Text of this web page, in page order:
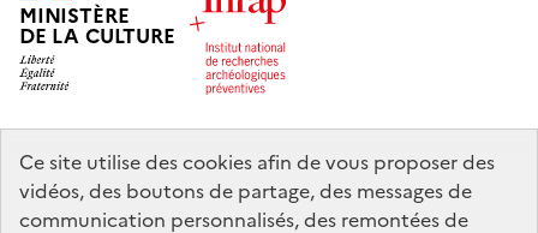
Ce site utilise des cookies afin de vous proposer des
vidéos, des boutons de partage, des messages de
communication personnalisés, des remontées de
MINISTÈRE
DE LA CULTURE
legifrance.gouv.fr
info.gouv.fr